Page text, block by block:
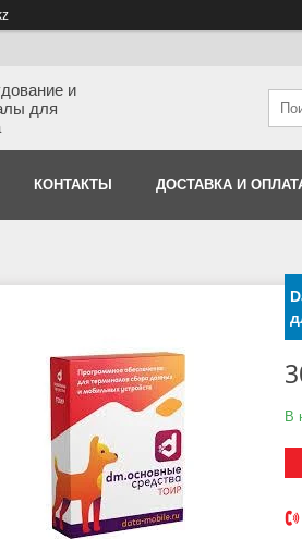
и
для
КОНТАКТЫ ДОСТАВКА И
В